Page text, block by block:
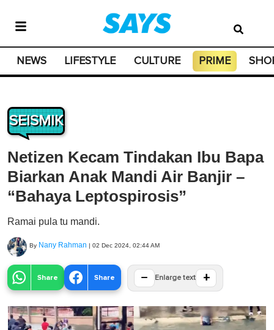
NEWS LIFESTYLE CULTURE PRIME
SEISMIK
Netizen Kecam Tindakan Ibu Bapa
Biarkan Anak Mandi Air Banjir –
“Bahaya Leptospirosis”
Ramai pula tu mandi.
By Nany Rahman | 02 Dec 2024, 02:44 AM
Share Share − Enlarge text +